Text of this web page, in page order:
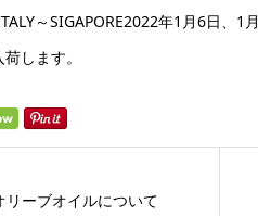
～SIGAPORE2022年1月6日、1
します。
リーブオイルについて